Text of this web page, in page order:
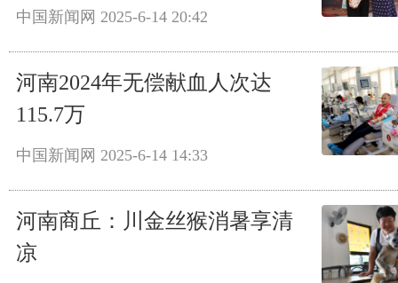
中国新闻网 2025-6-14 20:42
河南2024年无偿献血人次达
115.7万
中国新闻网 2025-6-14 14:33
河南商丘：川金丝猴消暑享清
凉